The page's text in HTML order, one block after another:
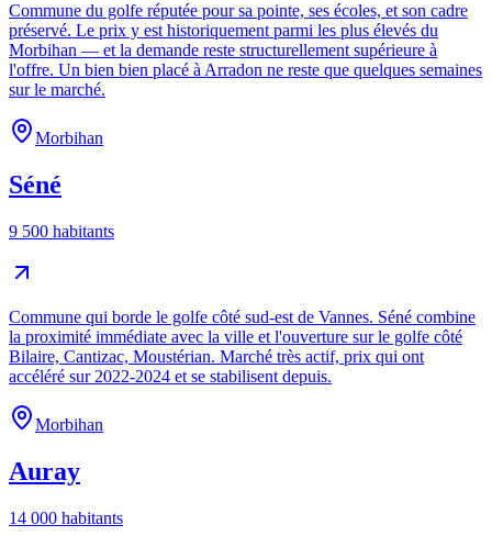
Commune du golfe réputée pour sa pointe, ses écoles, et son cadre
préservé. Le prix y est historiquement parmi les plus élevés du
Morbihan — et la demande reste structurellement supérieure à
l'offre. Un bien bien placé à Arradon ne reste que quelques semaines
sur le marché.
Morbihan
Séné
9 500 habitants
Commune qui borde le golfe côté sud-est de Vannes. Séné combine
la proximité immédiate avec la ville et l'ouverture sur le golfe côté
Bilaire, Cantizac, Moustérian. Marché très actif, prix qui ont
accéléré sur 2022-2024 et se stabilisent depuis.
Morbihan
Auray
14 000 habitants